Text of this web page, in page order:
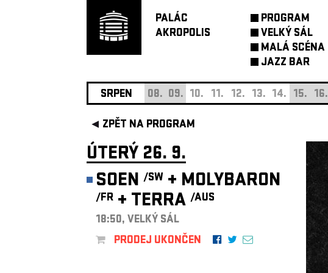
PALÁC
AKROPOLIS
PROGRAM
VELKÝ SÁL
MALÁ SCÉNA
JAZZ BAR
SRPEN 08. 09. 10. 11. 12. 13. 14. 15. 16.
ZPĚT NA PROGRAM
ÚTERÝ 26. 9.
SOEN /SW + MOLYBARON
/FR + TERRA /AUS
18:50, VELKÝ SÁL
PRODEJ UKONČEN